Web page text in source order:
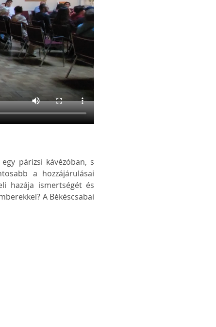
párizsi kávézóban, s
a hozzájárulásai
hazája ismertségét és
A Békéscsabai